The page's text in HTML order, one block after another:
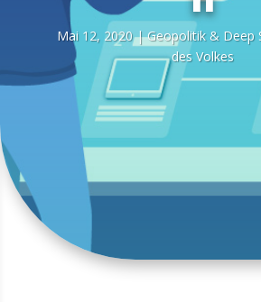
Mai 12, 2020|Geo­po­li­tik & Deep
des Volkes